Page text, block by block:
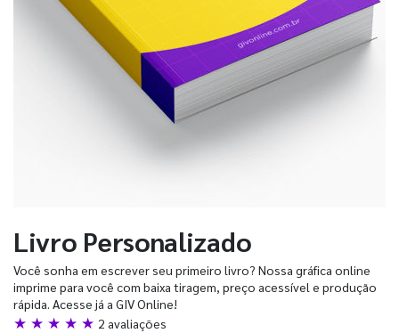
Livro Personalizado
Você sonha em escrever seu primeiro livro? Nossa gráfica online
imprime para você com baixa tiragem, preço acessível e produção
rápida. Acesse já a GIV Online!
★ ★ ★ ★ ★ 2 avaliações